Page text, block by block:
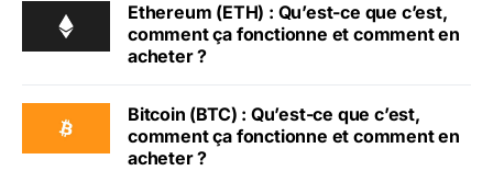
Ethereum (ETH) : Qu’est-ce que c’est,
comment ça fonctionne et comment en
acheter ?
Bitcoin (BTC) : Qu’est-ce que c’est,
comment ça fonctionne et comment en
acheter ?